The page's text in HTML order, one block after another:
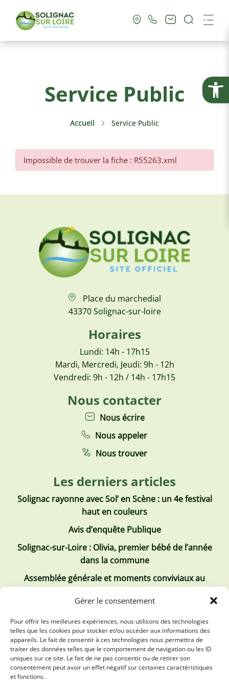
Ouvrir
Gérer le consentement
Pour offrir les meilleures expériences, nous utilisons des technologies
telles que les cookies pour stocker et/ou accéder aux informations des
appareils. Le fait de consentir à ces technologies nous permettra de
traiter des données telles que le comportement de navigation ou les ID
uniques sur ce site. Le fait de ne pas consentir ou de retirer son
consentement peut avoir un effet négatif sur certaines caractéristiques
et fonctions.
Vie Pratique
Culture & Loisirs
Tourisme
Service Public
Accueil Service Public
Impossible de trouver la fiche : R55263.xml
Place du marchedial
43370 Solignac-sur-loire
Horaires
Lundi: 14h - 17h15
Mardi, Mercredi, Jeudi: 9h - 12h
Vendredi: 9h - 12h / 14h - 17h15
Nous contacter
Nous écrire
Nous appeler
Nous trouver
Les derniers articles
Solignac rayonne avec Sol’ en Scène : un 4e festival
haut en couleurs
Avis d’enquête Publique
Solignac-sur-Loire : Olivia, premier bébé de l’année
dans la commune
Assemblée générale et moments conviviaux au
Les derniers comptes rendus
Conseil municipal 2 juillet 2026
Conseil Municipal du 30 avril 2026